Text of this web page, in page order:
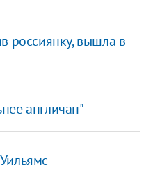
россиянку, вышла в
англичан"